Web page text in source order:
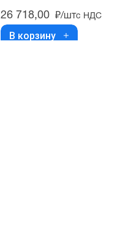
26 718,00 ₽/штс НДС
В корзину